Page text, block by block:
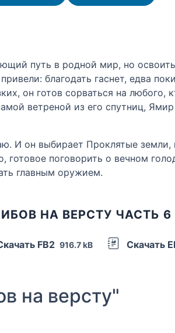
путь в родной мир, но
благодать гаснет, едва
он готов сорваться на любого,
ветреной из его спутниц,
И он выбирает Проклятые
поговорить о вечном
главным оружием.
НА ВЕРСТУ ЧАСТЬ
FB2 916.7 kB Скачать
на версту"